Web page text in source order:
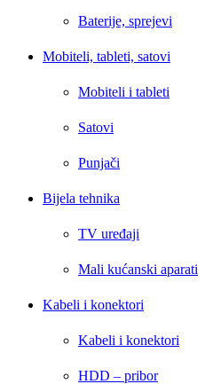
Baterije, sprejevi
Mobiteli, tableti, satovi
Mobiteli i tableti
Satovi
Punjači
Bijela tehnika
TV uređaji
Mali kućanski aparati
Kabeli i konektori
Kabeli i konektori
HDD – pribor